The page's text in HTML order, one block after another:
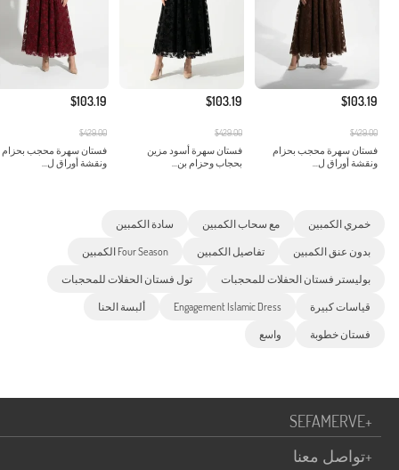
$103.19
$429.00
فستان سهرة محجب بحزام
ونقشة أوراق ل...
$103.19
$429.00
فستان سهرة أسود مزين
بحجاب وحزام بن...
$103.19
$429.00
فستان سهرة محجب بحزام
ونقشة أوراق ل...
خمري الكمبين مع سحاب الكمبين سادة الكمبين
بدون عنق الكمبين تفاصيل الكمبين Four Season الكمبين
بوليستر فستان الحفلات للمحجبات تول فستان الحفلات للمحجبات
قياسات كبيرة Engagement Islamic Dress ألبسة الحنا
فستان خطوبة واسع
SEFAMERVE+
تواصل معنا+